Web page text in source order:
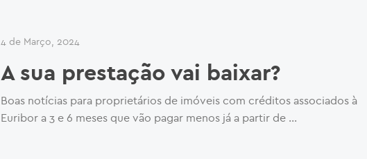
4 de Março, 2024
A sua prestação vai baixar?
Boas notícias para proprietários de imóveis com créditos associados à
Euribor a 3 e 6 meses que vão pagar menos já a partir de …